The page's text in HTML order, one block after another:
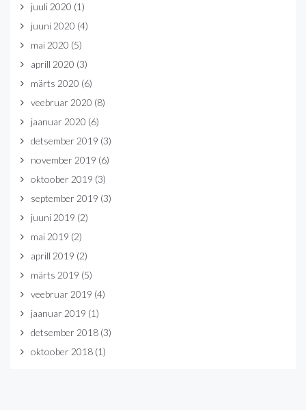
juuli 2020 (1)
juuni 2020 (4)
mai 2020 (5)
aprill 2020 (3)
märts 2020 (6)
veebruar 2020 (8)
jaanuar 2020 (6)
detsember 2019 (3)
november 2019 (6)
oktoober 2019 (3)
september 2019 (3)
juuni 2019 (2)
mai 2019 (2)
aprill 2019 (2)
märts 2019 (5)
veebruar 2019 (4)
jaanuar 2019 (1)
detsember 2018 (3)
oktoober 2018 (1)